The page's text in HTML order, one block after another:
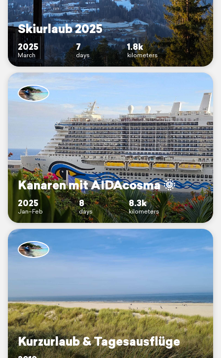
Skiurlaub 2025
2025
March
7
days
1.8k
kilometers
Kanaren mit AIDAcosma 🌞
2025
Jan–Feb
8
days
8.3k
kilometers
Kurzurlaub & Tagesausflüge